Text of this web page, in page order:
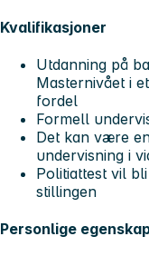
Kvalifikasjoner
Utdanning på
Masternivået i
fordel
Formell
Det kan være
undervisning i
Politiattest vil
stillingen
Personlige